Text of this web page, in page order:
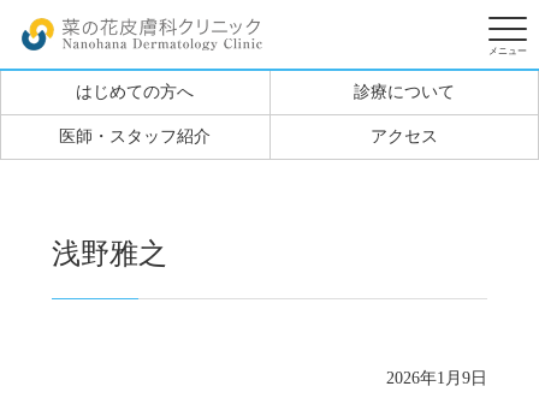
はじめての方へ 診療について
医師・スタッフ紹介 アクセス
浅野雅之
2026年1月9日